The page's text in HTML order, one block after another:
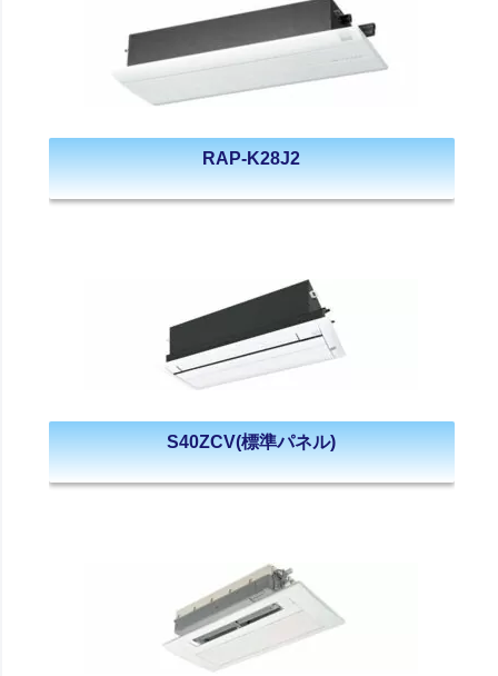
RAP-K28J2
S40ZCV(標準パネル)